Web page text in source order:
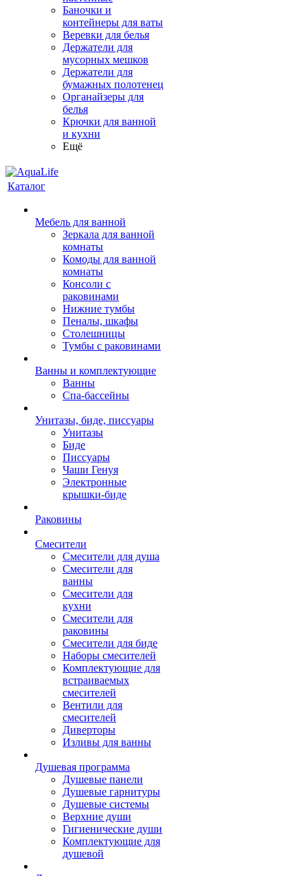
Баночки и
контейнеры для ваты
Веревки для белья
Держатели для
мусорных мешков
Держатели для
бумажных полотенец
Органайзеры для
белья
Крючки для ванной
и кухни
Ещё
Каталог
Мебель для ванной
Зеркала для ванной
комнаты
Комоды для ванной
комнаты
Консоли с
раковинами
Нижние тумбы
Пеналы, шкафы
Столешницы
Тумбы с раковинами
Ванны и комплектующие
Ванны
Спа-бассейны
Унитазы, биде, писсуары
Унитазы
Биде
Писсуары
Чаши Генуя
Электронные
крышки-биде
Раковины
Смесители
Смесители для душа
Смесители для
ванны
Смесители для
кухни
Смесители для
раковины
Смесители для биде
Наборы смесителей
Комплектующие для
встраиваемых
смесителей
Вентили для
смесителей
Диверторы
Изливы для ванны
Душевая программа
Душевые панели
Душевые гарнитуры
Душевые системы
Верхние души
Гигиенические души
Комплектующие для
душевой